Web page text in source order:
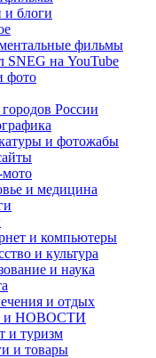
блоги
фильмы
SNEG на YouTube
фото
России
и фотожабы
и медицина
и компьютеры
и культура
и наука
и отдых
НОВОСТИ
и туризм
и товары